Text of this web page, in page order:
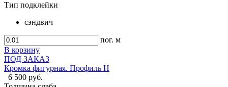
Тип подклейки
сэндвич
пог. м
В корзину
ПОД ЗАКАЗ
Кромка фигурная. Профиль H
6 500 руб.